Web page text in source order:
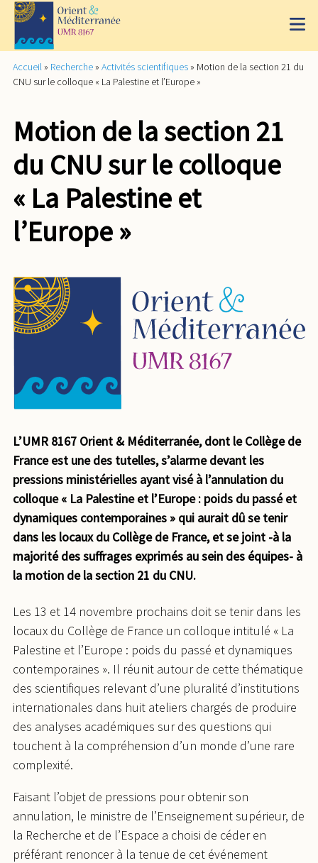
Accueil » Recherche » Activités scientifiques » Motion de la section 21 du
CNU sur le colloque « La Palestine et l’Europe »
Motion de la section 21
du CNU sur le colloque
« La Palestine et
l’Europe »
L’UMR 8167 Orient & Méditerranée, dont le Collège de
France est une des tutelles, s’alarme devant les
pressions ministérielles ayant visé à l’annulation du
colloque « La Palestine et l’Europe : poids du passé et
dynamiques contemporaines » qui aurait dû se tenir
dans les locaux du Collège de France, et se joint -à la
majorité des suffrages exprimés au sein des équipes- à
la motion de la section 21 du CNU.
Les 13 et 14 novembre prochains doit se tenir dans les
locaux du Collège de France un colloque intitulé « La
Palestine et l’Europe : poids du passé et dynamiques
contemporaines ». Il réunit autour de cette thématique
des scientifiques relevant d’une pluralité d’institutions
internationales dans huit ateliers chargés de produire
des analyses académiques sur des questions qui
touchent à la compréhension d’un monde d’une rare
complexité.
Faisant l’objet de pressions pour obtenir son
annulation, le ministre de l’Enseignement supérieur, de
la Recherche et de l’Espace a choisi de céder en
préférant renoncer à la tenue de cet événement